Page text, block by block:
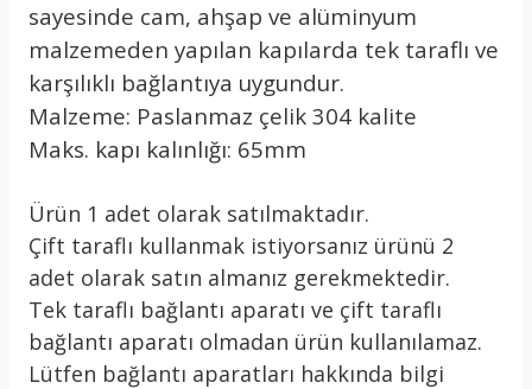
sayesinde cam, ahşap ve alüminyum
malzemeden yapılan kapılarda tek taraflı ve
karşılıklı bağlantıya uygundur.
Malzeme: Paslanmaz çelik 304 kalite
Maks. kapı kalınlığı: 65mm
Ürün 1 adet olarak satılmaktadır.
Çift taraflı kullanmak istiyorsanız ürünü 2
adet olarak satın almanız gerekmektedir.
Tek taraflı bağlantı aparatı ve çift taraflı
bağlantı aparatı olmadan ürün kullanılamaz.
Lütfen bağlantı aparatları hakkında bilgi